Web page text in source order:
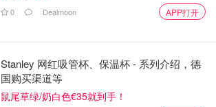
0 Dealmoon APP打开
Stanley 网红吸管杯、保温杯 - 系列介绍，德
国购买渠道等
鼠尾草绿/奶白色€35就到手！